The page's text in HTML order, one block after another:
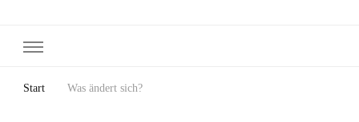
Start Was ändert sich?